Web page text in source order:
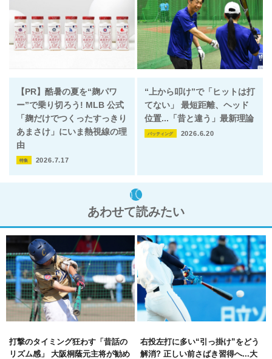
【PR】酷暑の夏を“麹パワ
ー”で乗り切ろう! MLB 公式
「麹だけでつくったすっきり
あまさけ」にいま熱視線の理
由
特集 2026.7.17
“上から叩け”で「ヒットは打
てない」 最短距離、ヘッド
位置...「昔と違う」最新理論
バッティング 2026.6.20
あわせて読みたい
打撃のタイミング狂わす「昔話の
リズム感」 大阪桐蔭元主将が勧め
右投左打に多い“引っ掛け”をどう
解消? 正しい前さばき習得へ...大